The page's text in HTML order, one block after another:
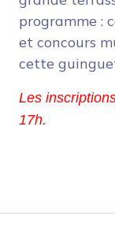
programme :
et concours
cette
Les
17h.